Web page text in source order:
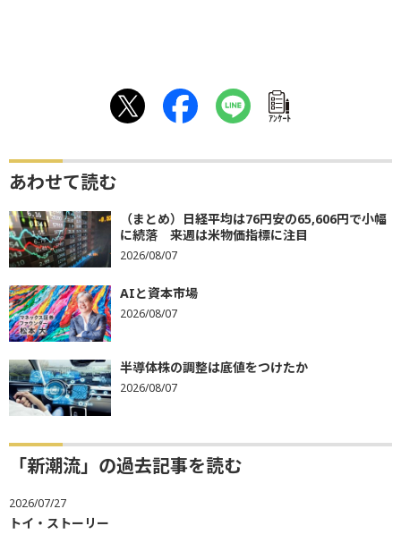
ｱﾝｹｰﾄ
あわせて読む
（まとめ）日経平均は76円安の65,606円で小幅
に続落 来週は米物価指標に注目
2026/08/07
AIと資本市場
2026/08/07
半導体株の調整は底値をつけたか
2026/08/07
「新潮流」の過去記事を読む
2026/07/27
トイ・ストーリー